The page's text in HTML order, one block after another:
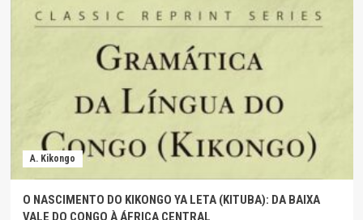
A. Kikongo
O NASCIMENTO DO KIKONGO YA LETA (KITUBA): DA BAIXA
VALE DO CONGO À ÁFRICA CENTRAL